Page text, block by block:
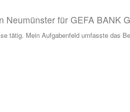
Neumünster für GEFA BANK
tätig. Mein Aufgabenfeld umfasste das